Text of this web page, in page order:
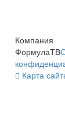
Компания
ФормулаТВ
Карта